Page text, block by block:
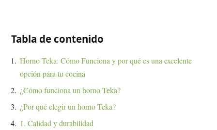
Tabla de contenido
Horno Teka: Cómo Funciona y por qué es una excelente
opción para tu cocina
¿Cómo funciona un horno Teka?
¿Por qué elegir un horno Teka?
1. Calidad y durabilidad